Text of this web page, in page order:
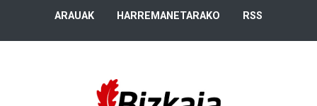
ARAUAK HARREMANETARAKO RSS